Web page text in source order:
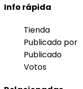
Info rápida
Tienda
Publicado por
Publicado
Votos